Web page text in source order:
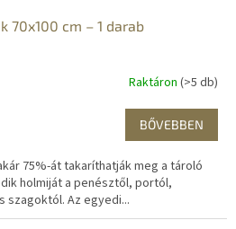
70x100 cm – 1 darab
Raktáron (>5 db)
BŐVEBBEN
75%-át takaríthatják meg a tároló
holmiját a penésztől, portól,
Az egyedi...